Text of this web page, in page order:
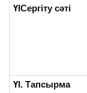
ҮІСергіту сәті
ҮІ. Тапсырма